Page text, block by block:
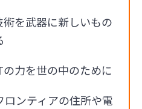
を武器に新しいもの
力を世の中のために
ンティアの住所や電